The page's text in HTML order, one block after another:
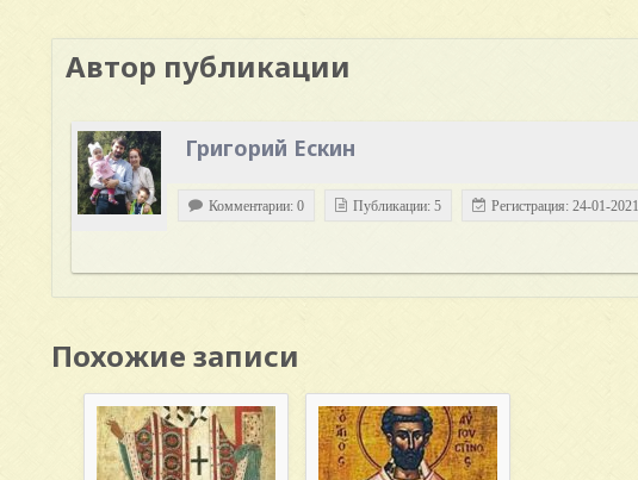
Автор публикации
Григорий Ескин
Комментарии: 0 Публикации: 5 Регистрация: 24-01-2021
Похожие записи